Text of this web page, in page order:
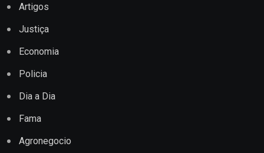
Artigos
Justiça
Economia
Policia
Dia a Dia
Fama
Agronegocio